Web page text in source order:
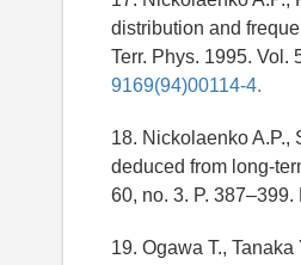
distribution and
Terr. Phys. 1995. Vol.
9169(94)00114-4.
18. Nickolaenko A.P.,
deduced from long-
60, no. 3. P. 387–399.
19. Ogawa T.,